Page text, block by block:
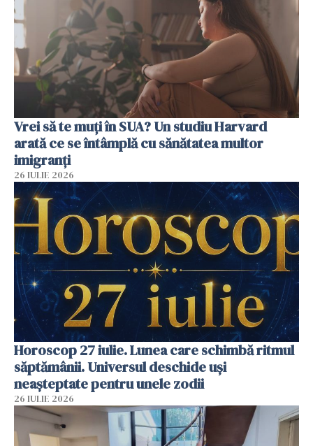
Vrei să te muți în SUA? Un studiu Harvard
arată ce se întâmplă cu sănătatea multor
imigranți
26 IULIE 2026
Horoscop 27 iulie. Lunea care schimbă ritmul
săptămânii. Universul deschide uși
neașteptate pentru unele zodii
26 IULIE 2026